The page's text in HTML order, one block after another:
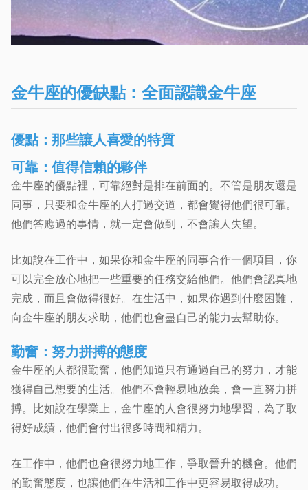
金牛座的優缺點：全面認識金牛座
優點：那些讓人喜愛的特質
可靠：值得信賴的夥伴
金牛座的優點裡，可靠絕對是排在前面的。不管是朋友還是
同事，只要和金牛座的人打過交道，都會覺得他們很可靠。
他們答應過的事情，就一定會做到，不會讓人失望。
比如說在工作中，如果你和金牛座的同事合作一個項目，你
可以完全放心地把一些重要的任務交給他們。他們會認真地
完成，而且會做得很好。在生活中，如果你遇到什麼困難，
向金牛座的朋友求助，他們也會盡自己的能力去幫助你。
勤奮：努力拼搏的態度
金牛座的人都很勤奮，他們知道只有通過自己的努力，才能
獲得自己想要的生活。他們不會輕易地放棄，會一直努力拼
搏。比如說在學業上，金牛座的人會很努力地學習，為了取
得好成績，他們會付出很多時間和精力。
在工作中，他們也會很努力地工作，爭取晉升的機會。他們
的勤奮態度，也讓他們在生活和工作中更容易取得成功。